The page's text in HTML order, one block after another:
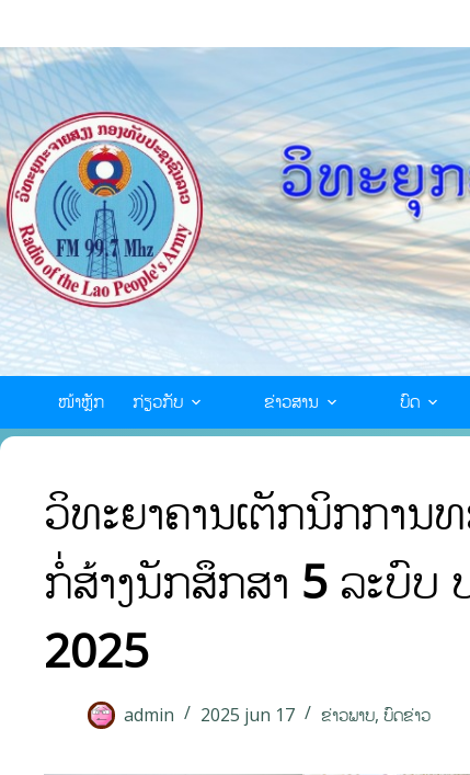
ບໍລິສຸດຕໍ່ຊາດ
ໜ້າຫຼັກ ກ່ຽວກັບ ຂ່າວສານ ບົດ
ວິທະຍາຄານເຕັກນິກການ
ກໍ່ສ້າງນັກສຶກສາ 5 ລະບົບ
2025
admin 2025 jun 17 ຂ່າວພາບ, ບົດຂ່າວ